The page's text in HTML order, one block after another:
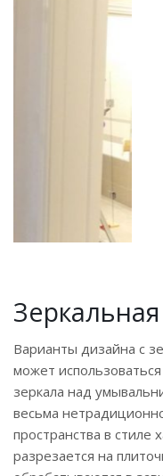
Варианты дизайна с
может
зеркала над